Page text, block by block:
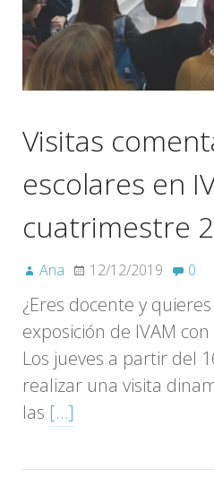
Visitas
escolares en
cuatrimestre
Ana 12/12/2019 0
¿Eres docente y
exposición de IVAM
Los jueves a partir del
realizar una visita
las […]